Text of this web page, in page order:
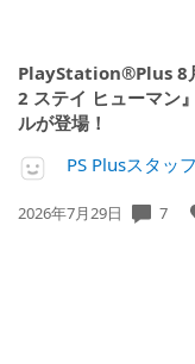
PlayStation®Plus 8
2 ステイ ヒューマン
ルが登場！
PS Plusスタッフ
公
2026年7月29日 7